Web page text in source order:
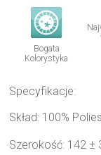
Bogata
Kolorystyka
Specyfikacje:
Skład: 100%
Szerokość: 142 ±